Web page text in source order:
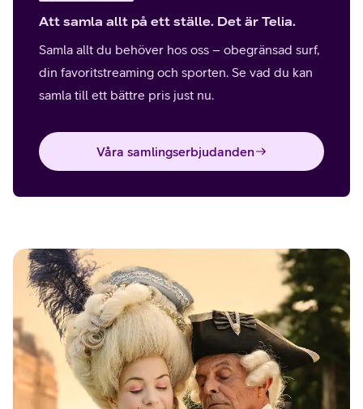
Att samla allt på ett ställe. Det är Telia.
Samla allt du behöver hos oss – obegränsad surf,
din favoritstreaming och sporten. Se vad du kan
samla till ett bättre pris just nu.
Våra samlingserbjudanden